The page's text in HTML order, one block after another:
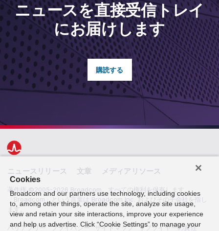
ニュースを直接受信トレイ
にお届けします
購読する
ニュースリリース 文章 メディアリソース
著作権 ©2005-2026 Broadcom。すべての権利を保有します。
「Broadcom」という言葉は Broadcom Inc. およびその子会社を指し
ます。
バリアフリー プライバシー サイトマップ サプライヤーの責任
Cookies
Broadcom and our partners use technology, including cookies
to, among other things, operate the site, analyze site usage,
view and retain your site interactions, improve your experience
and help us advertise. Click “Cookie Settings” to manage your